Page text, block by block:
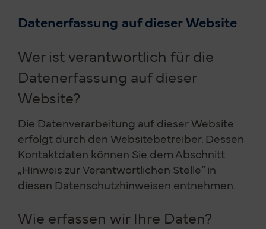
Datenerfassung auf dieser Website
Wer ist verantwortlich für die
Datenerfassung auf dieser
Website?
Die Datenverarbeitung auf dieser Website
erfolgt durch den Websitebetreiber. Dessen
Kontaktdaten können Sie dem Abschnitt
„Hinweis zur Verantwortlichen Stelle“ in
diesen Datenschutzhinweisen entnehmen.
Wie erfassen wir Ihre Daten?